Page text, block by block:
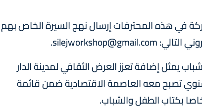
في هذه المحترفات إرسال نهج السيرة الخاص بهم
يمثل إضافة تعزز العرض الثقافي لمدينة الدار
تصبح معه العاصمة الاقتصادية ضمن قائمة
بكتاب الطفل والشباب.